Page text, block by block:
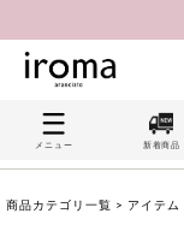
メニュー 新着商品
商品カテゴリ一覧 > アイテム